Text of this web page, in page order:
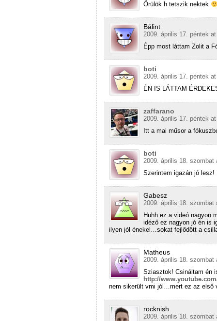
Örülök h tetszik nektek
Bálint
2009. április 17. péntek
Épp most láttam Zolit a
boti
2009. április 17. péntek
ÉN IS LÁTTAM
zaffarano
2009. április 17. péntek
Itt a mai műsor a
boti
2009. április 18. szombat
Szerintem igazán jó lesz!
Gabesz
2009. április 18. szombat
Huhh ez a videó nagyon
idéző ez nagyon jó én is
ilyen jól énekel…sokat fejlődött a
Matheus
2009. április 18. szombat
Sziasztok! Csináltam én
http://
nem sikerült vmi jól…mert ez az első
rocknish
2009. április 18. szombat